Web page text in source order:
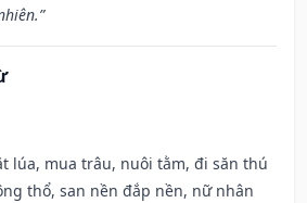
lúa, mua trâu, nuôi tằm, đi săn thú
thổ, san nền đắp nền, nữ nhân